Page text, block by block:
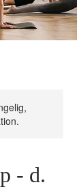
- d.